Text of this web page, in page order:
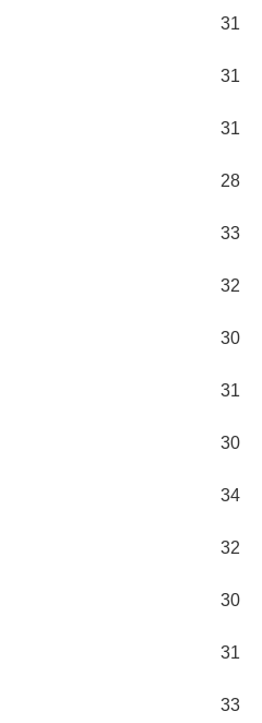
31
31
31
28
33
32
30
31
30
34
32
30
31
33